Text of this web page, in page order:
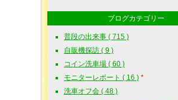
ブログカテゴリー
普段の出来事 ( 715 )
自販機探訪 ( 9 )
コイン洗車場 ( 60 )
モニターレポート ( 16 ) *
洗車オフ会 ( 48 )